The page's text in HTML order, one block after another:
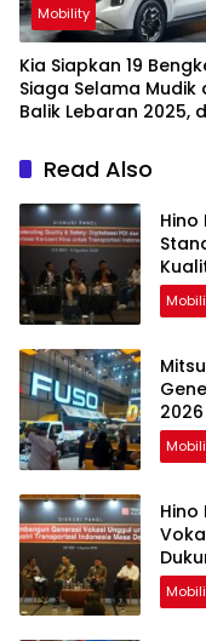
Mobility
Kia Siapkan 19
Siaga Selama Mudik
Balik Lebaran 2025,
Read Also
2026
Hino